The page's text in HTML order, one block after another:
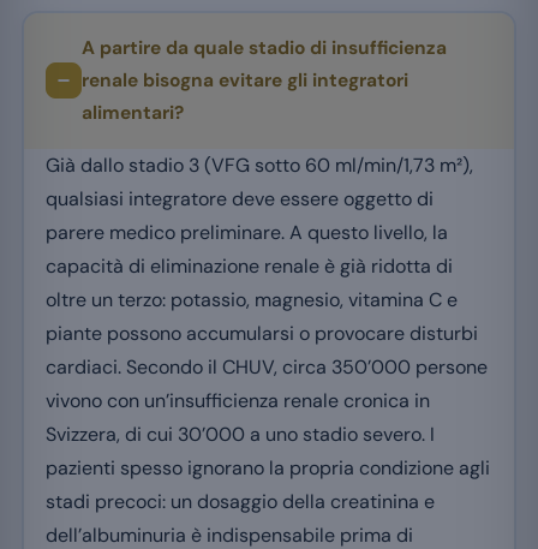
A partire da quale stadio di insufficienza
renale bisogna evitare gli integratori
alimentari?
Già dallo stadio 3 (VFG sotto 60 ml/min/1,73 m²),
qualsiasi integratore deve essere oggetto di
parere medico preliminare. A questo livello, la
capacità di eliminazione renale è già ridotta di
oltre un terzo: potassio, magnesio, vitamina C e
piante possono accumularsi o provocare disturbi
cardiaci. Secondo il CHUV, circa 350’000 persone
vivono con un’insufficienza renale cronica in
Svizzera, di cui 30’000 a uno stadio severo. I
pazienti spesso ignorano la propria condizione agli
stadi precoci: un dosaggio della creatinina e
dell’albuminuria è indispensabile prima di